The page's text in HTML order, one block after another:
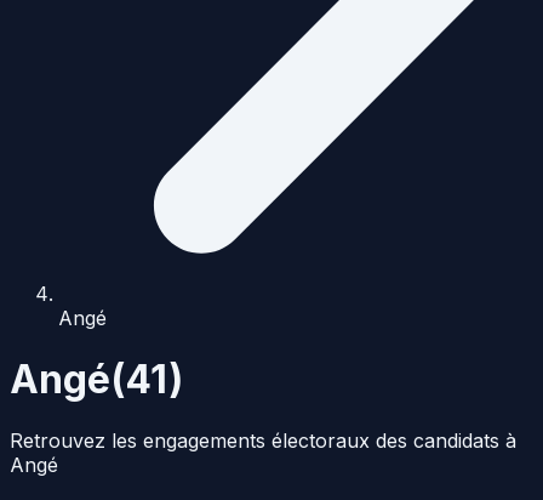
Angé
Angé(41)
Retrouvez les engagements électoraux des candidats à
Angé